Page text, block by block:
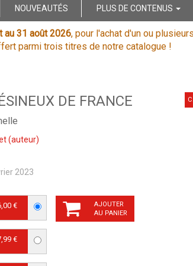
NOUVEAUTÉS PLUS DE CONTENUS
au 31 août 2026, pour l'achat d'un ou
parmi trois titres de notre catalogue !
DE FRANCE
(auteur)
2023
€
€
AJOUTER
AU PANIER